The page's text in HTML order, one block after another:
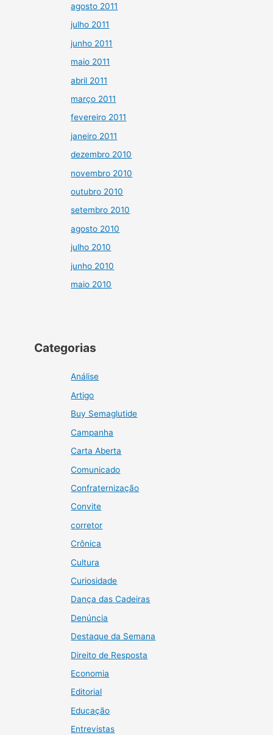
agosto 2011
julho 2011
junho 2011
maio 2011
abril 2011
março 2011
fevereiro 2011
janeiro 2011
dezembro 2010
novembro 2010
outubro 2010
setembro 2010
agosto 2010
julho 2010
junho 2010
maio 2010
Categorias
Análise
Artigo
Buy Semaglutide
Campanha
Carta Aberta
Comunicado
Confraternização
Convite
corretor
Crônica
Cultura
Curiosidade
Dança das Cadeiras
Denúncia
Destaque da Semana
Direito de Resposta
Economia
Editorial
Educação
Entrevistas